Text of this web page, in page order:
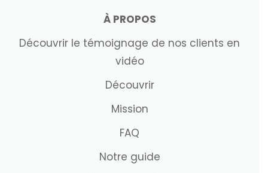
À PROPOS
Découvrir le témoignage de nos clients en
vidéo
Découvrir
Mission
FAQ
Notre guide